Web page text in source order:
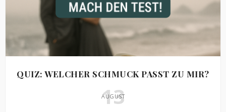
QUIZ: WELCHER SCHMUCK PASST ZU MIR?
13
AUGUST